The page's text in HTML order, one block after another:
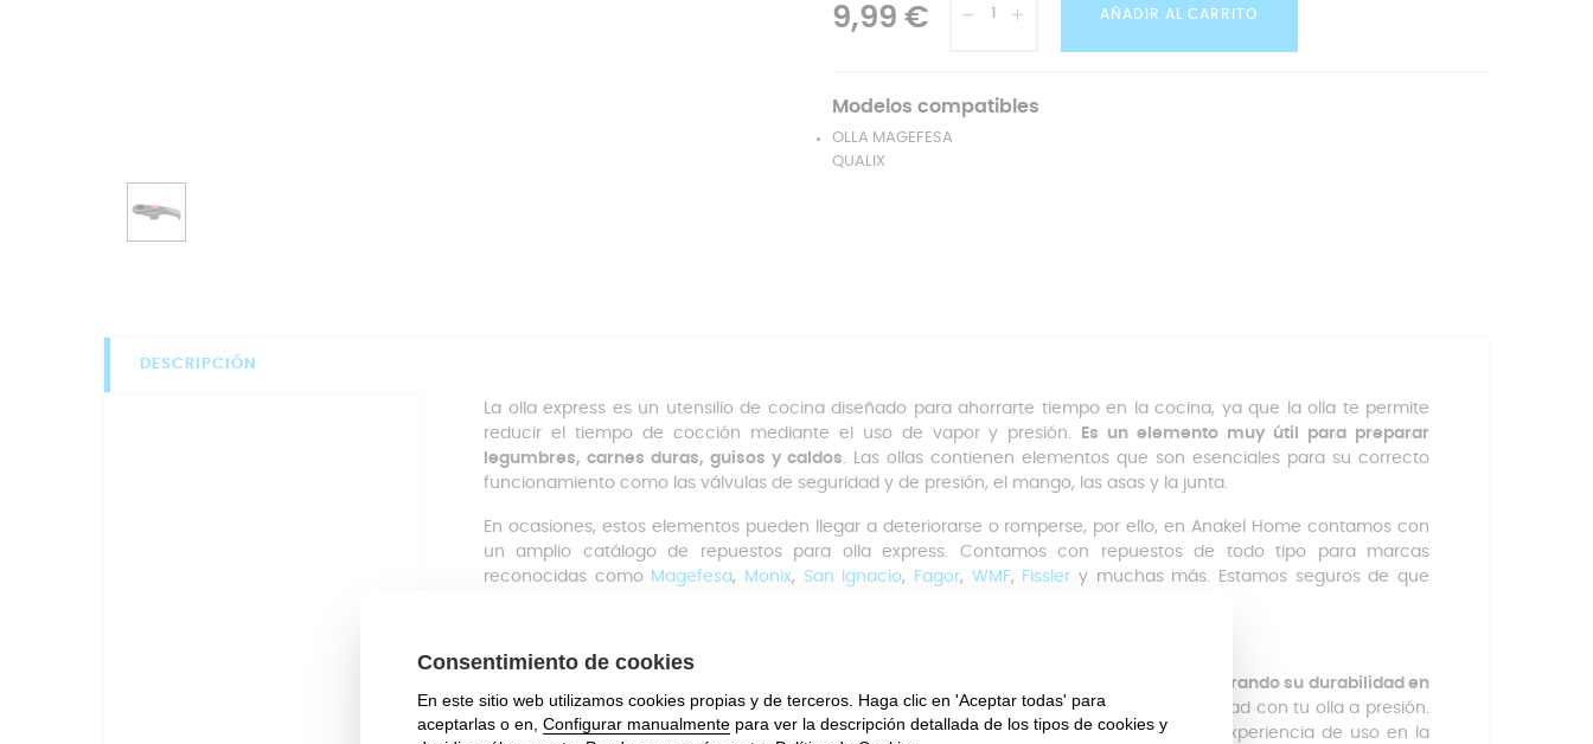
9,99 € AÑADIR AL CARRITO
Modelos compatibles
OLLA MAGEFESA
QUALIX
DESCRIPCIÓN
La olla express es un utensilio de cocina diseñado para ahorrarte tiempo en la cocina, ya que la olla te permite
reducir el tiempo de cocción mediante el uso de vapor y presión.
Es un elemento muy útil para preparar
legumbres, carnes duras, guisos y caldos. Las ollas contienen elementos que son esenciales para su correcto
funcionamiento como las válvulas de seguridad y de presión, el mango, las asas y la junta.
En ocasiones, estos elementos pueden llegar a deteriorarse o romperse, por ello, en Anakel Home contamos con
un amplio catálogo de repuestos para olla express. Contamos con repuestos de todo tipo para marcas
reconocidas como Magefesa, Monix, San Ignacio, Fagor, WMF, Fisslery muchas más. Estamos seguros de que
Mango Olla Magefesa Qualix Original
Este mango superior es un repuesto original fabricado con materiales resistentes, asegurando su durabilidad en
el uso diario.Es un mango original de Magefesa que garantiza la calidad y la compatibilidad con tu olla a presión.
Tiene undiseño ergonómico que permite un agarre cómodo y estable, mejorando la experiencia de uso en la